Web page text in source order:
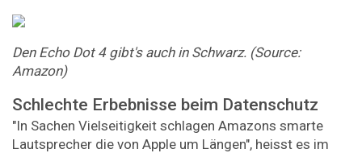
Den Echo Dot 4 gibt's auch in Schwarz. (Source:
Amazon)
Schlechte Erbebnisse beim Datenschutz
"In Sachen Vielseitigkeit schlagen Amazons smarte
Lautsprecher die von Apple um Längen", heisst es im